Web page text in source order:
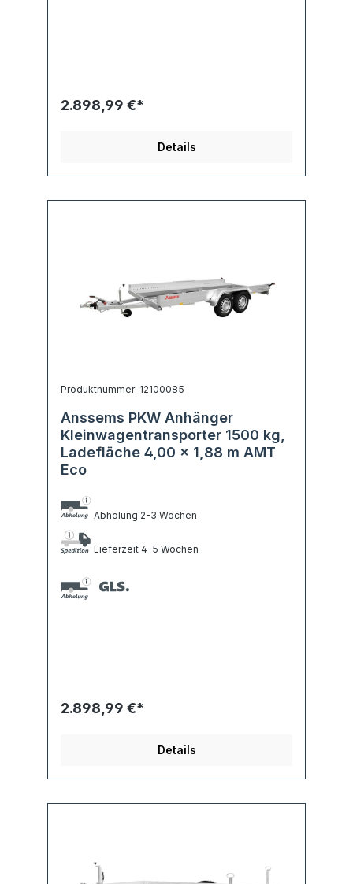
2.898,99 €*
Details
Produktnummer: 12100085
Anssems PKW Anhänger
Kleinwagentransporter 1500 kg,
Ladefläche 4,00 x 1,88 m AMT
Eco
Abholung 2-3 Wochen
Lieferzeit 4-5 Wochen
2.898,99 €*
Details